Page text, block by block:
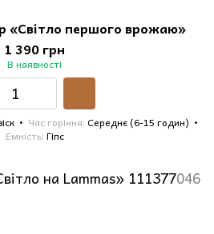
«Світло першого врожаю»
1 390 грн
В наявності
Час горіння Середнє (6-15 годин)
Емність Гіпс